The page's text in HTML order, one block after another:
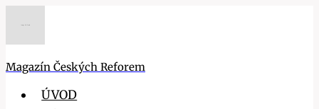
Magazín Českých Reforem
ÚVOD